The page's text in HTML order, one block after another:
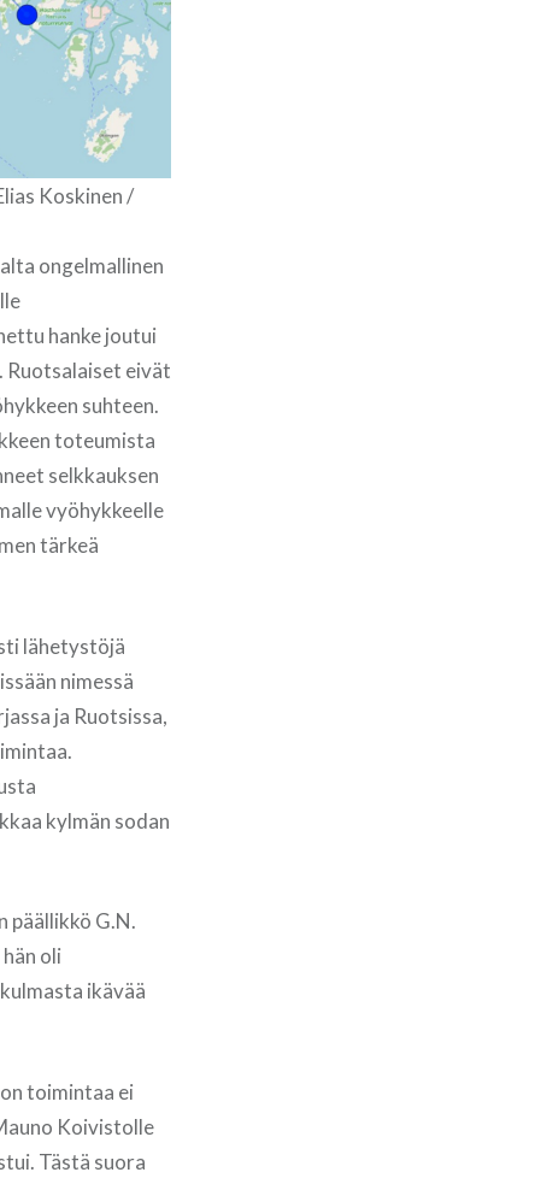
Koskinen /
ongelmallinen
hanke joutui
Ruotsalaiset eivät
suhteen.
toteumista
selkkauksen
vyöhykkeelle
tärkeä
lähetystöjä
nimessä
ja Ruotsissa,
kylmän sodan
päällikkö G.N.
oli
ikävää
toimintaa ei
Koivistolle
Tästä suora